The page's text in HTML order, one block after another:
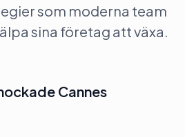
som moderna team
sina företag att växa.
Cannes